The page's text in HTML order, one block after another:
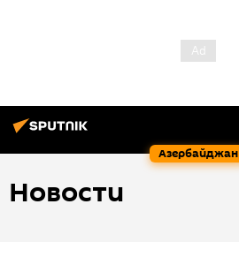
Азербайджан
Новости